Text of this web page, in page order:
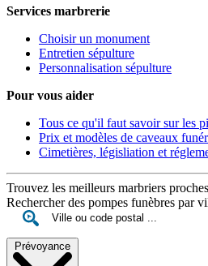
Services marbrerie
Choisir un monument
Entretien sépulture
Personnalisation sépulture
Pour vous aider
Tous ce qu'il faut savoir sur les
Prix et modèles de caveaux
Cimetières, législiation et
Trouvez les meilleurs marbriers
Rechercher des pompes funèbres par
Prévoyance